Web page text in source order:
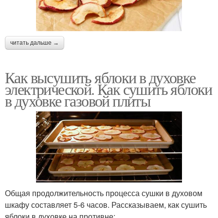
читать дальше →
Как высушить яблоки в духовке
электрической. Как сушить яблоки
в духовке газовой плиты
Общая продолжительность процесса сушки в духовом
шкафу составляет 5-6 часов. Рассказываем, как сушить